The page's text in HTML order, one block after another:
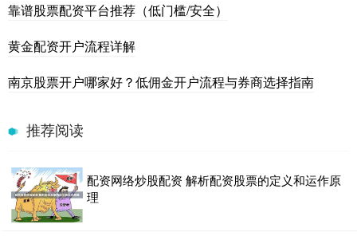
靠谱股票配资平台推荐（低门槛/安全）
黄金配资开户流程详解
南京股票开户哪家好？低佣金开户流程与券商选择指南
推荐阅读
配资网络炒股配资 解析配资股票的定义和运作原
理